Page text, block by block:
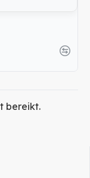
bereikt.